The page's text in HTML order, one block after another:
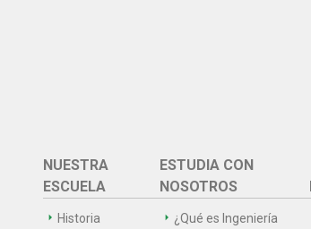
NUESTRA
ESCUELA
Historia
ESTUDIA CON
NOSOTROS
¿Qué es Ingeniería